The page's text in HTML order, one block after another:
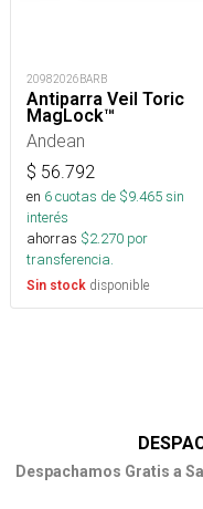
20982026BARB
Antiparra Veil Toric
MagLock™
Andean
$ 56.792
en 6cuotas de $9.465sin
interés
ahorras $2.270 por
transferencia.
Sin stock disponible
Despachamos Gratis a